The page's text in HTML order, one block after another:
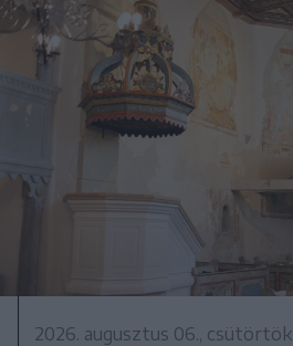
2026. augusztus 06., csütörtök